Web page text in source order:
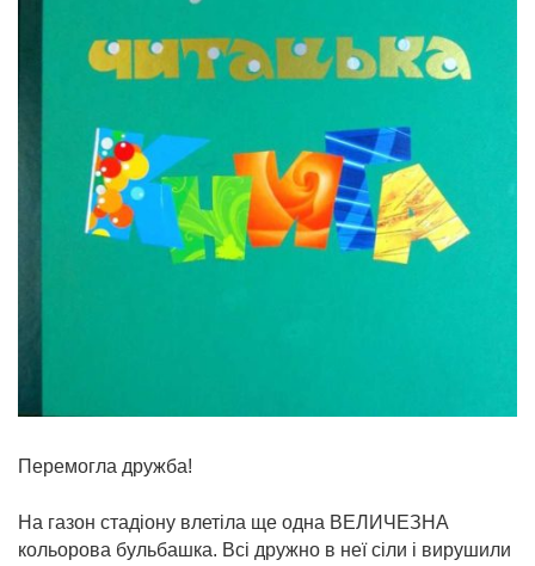
Перемогла дружба!
На газон стадіону влетіла ще одна ВЕЛИЧЕЗНА
кольорова бульбашка. Всі дружно в неї сіли і вирушили